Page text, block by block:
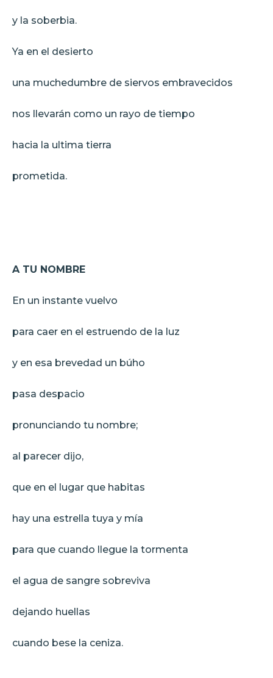
y la soberbia.
Ya en el desierto
una muchedumbre de siervos embravecidos
nos llevarán como un rayo de tiempo
hacia la ultima tierra
prometida.
A TU NOMBRE
En un instante vuelvo
para caer en el estruendo de la luz
y en esa brevedad un búho
pasa despacio
pronunciando tu nombre;
al parecer dijo,
que en el lugar que habitas
hay una estrella tuya y mía
para que cuando llegue la tormenta
el agua de sangre sobreviva
dejando huellas
cuando bese la ceniza.